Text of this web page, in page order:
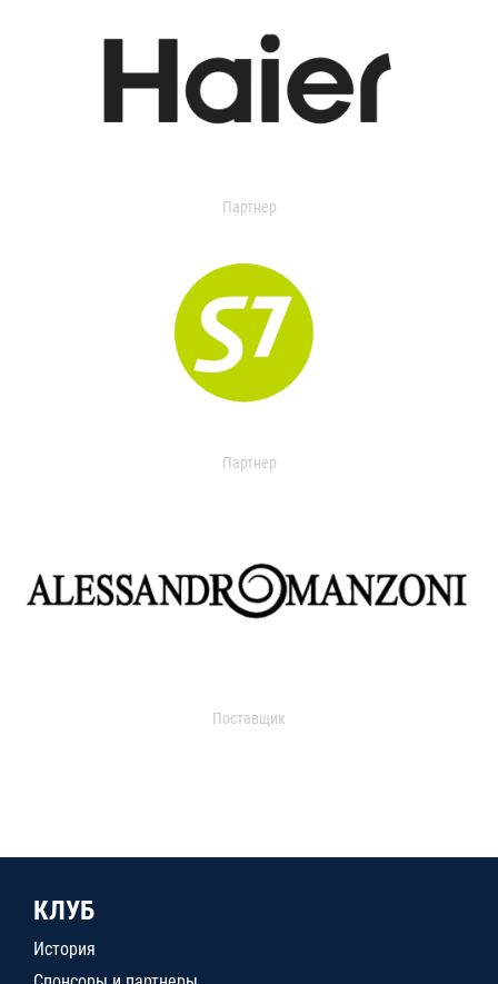
Партнер
Партнер
Поставщик
КЛУБ
История